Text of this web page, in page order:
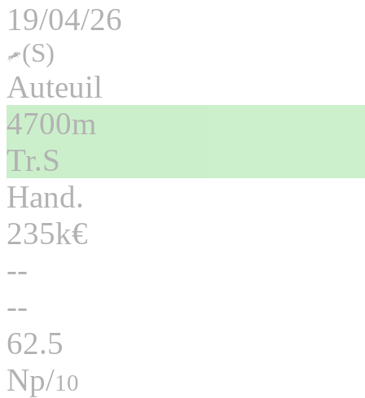
19/04/26
(S)
Auteuil
4700m
Tr.S
Hand.
235k€
--
--
62.5
Np/10